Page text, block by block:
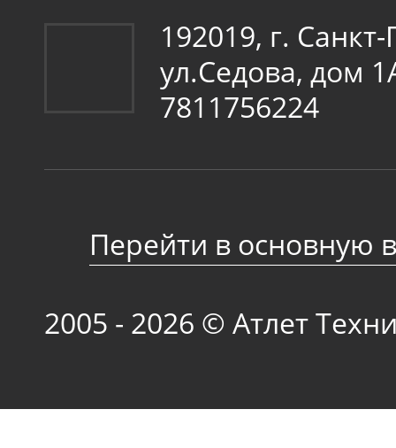
192019, г.
ул.Седова, дом
7811756224
Перейти в основную
2005 - 2026 © Атлет